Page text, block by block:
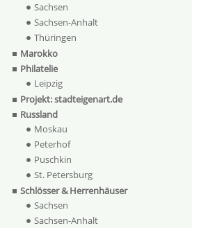
Sachsen
Sachsen-Anhalt
Thüringen
Marokko
Philatelie
Leipzig
Projekt: stadteigenart.de
Russland
Moskau
Peterhof
Puschkin
St. Petersburg
Schlösser & Herrenhäuser
Sachsen
Sachsen-Anhalt